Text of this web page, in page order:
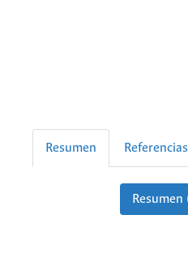
Resumen Referencias